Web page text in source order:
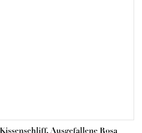
Ausgefallene Rosa